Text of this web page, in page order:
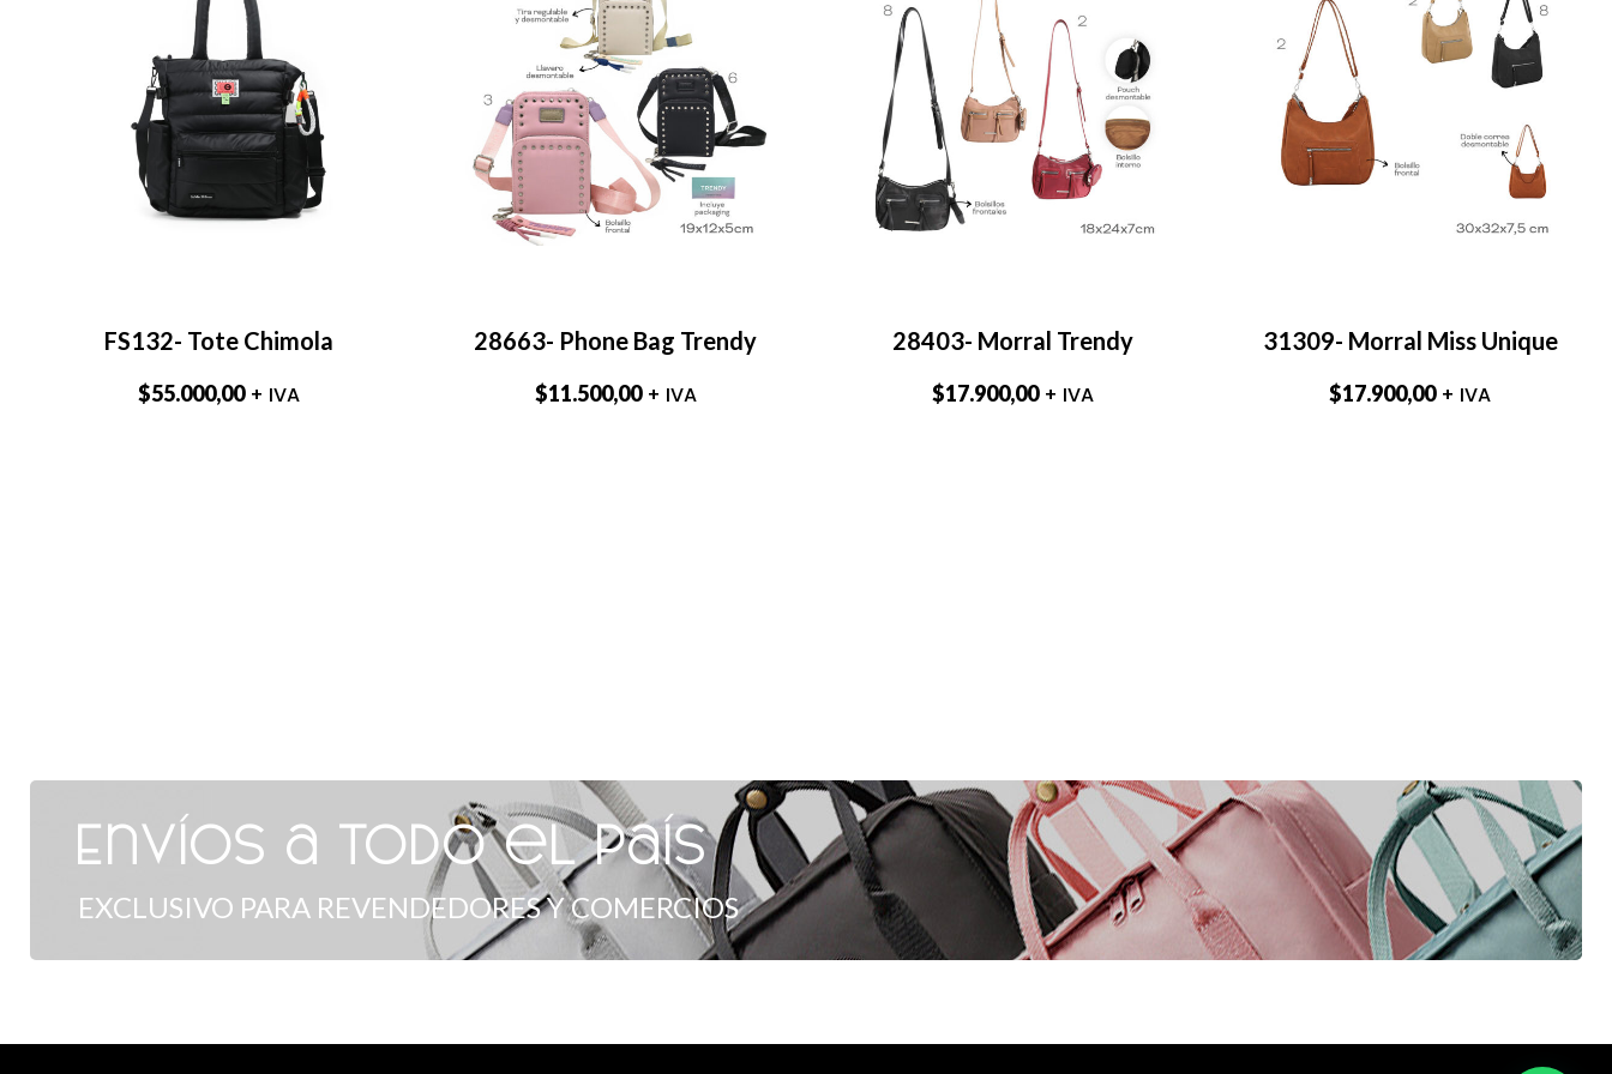
FS132- Tote Chimola
$55.000,00 + IVA
28663- Phone Bag Trendy
$11.500,00 + IVA
28403- Morral Trendy
$17.900,00 + IVA
31309- Morral Miss Unique
$17.900,00 + IVA
Envíos a todo el país
EXCLUSIVO PARA REVENDEDORES Y COMERCIOS